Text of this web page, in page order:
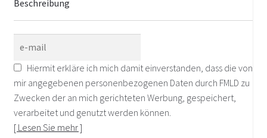
Beschreibung
Hiermit erkläre ich mich damit einverstanden, dass die von
mir angegebenen personenbezogenen Daten durch FMLD zu
Zwecken der an mich gerichteten Werbung, gespeichert,
verarbeitet und genutzt werden können.
[ Lesen Sie mehr ]